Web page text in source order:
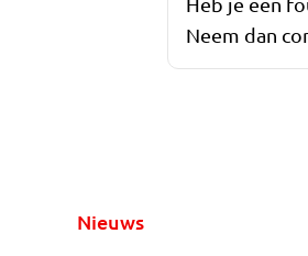
Neem dan
Nieuws